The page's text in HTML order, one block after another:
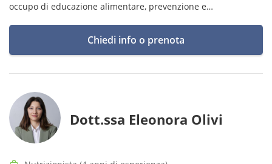
occupo di educazione alimentare, prevenzione e
Chiedi info o prenota
Dott.ssa Eleonora Olivi